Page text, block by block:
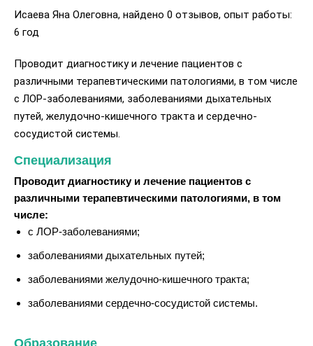
Исаева Яна Олеговна, найдено 0 отзывов, опыт работы:
6 год
Проводит диагностику и лечение пациентов с
различными терапевтическими патологиями, в том числе
с ЛОР-заболеваниями, заболеваниями дыхательных
путей, желудочно-кишечного тракта и сердечно-
сосудистой системы.
Специализация
Проводит диагностику и лечение пациентов с
различными терапевтическими патологиями, в том
числе:
с ЛОР-заболеваниями;
заболеваниями дыхательных путей;
заболеваниями желудочно-кишечного тракта;
заболеваниями сердечно-сосудистой системы.
Образование